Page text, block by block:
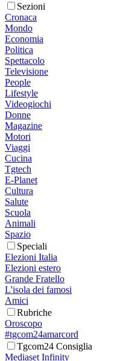
Sezioni
Cronaca
Mondo
Economia
Politica
Spettacolo
Televisione
People
Lifestyle
Videogiochi
Donne
Magazine
Motori
Viaggi
Cucina
Tgtech
E-Planet
Cultura
Salute
Scuola
Animali
Spazio
Speciali
Elezioni Italia
Elezioni estero
Grande Fratello
L'isola dei famosi
Amici
Rubriche
Oroscopo
#tgcom24amarcord
Tgcom24 Consiglia
Mediaset Infinity